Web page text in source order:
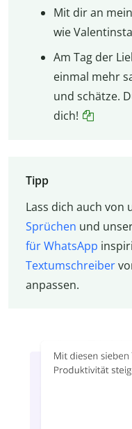
Mit dir an
wie
Am Tag der
einmal mehr
und schätze.
dich!
Tipp
Lass dich auch von
Sprüchen und
für WhatsApp
Textumschreiber
anpassen.